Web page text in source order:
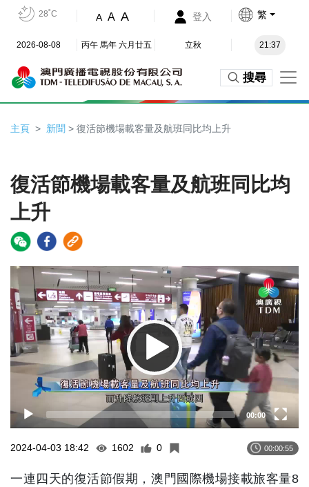
28˚C A A A 登入 繁
2026-08-08 丙午 馬年 六月廿五 立秋 21:37
搜尋
主頁 新聞 > 復活節機場載客量及航班同比均上升
復活節機場載客量及航班同比均
上升
Video
Player
00:00
2024-04-03 18:42 1602 0 00:00:55
一連四天的復活節假期，澳門國際機場接載旅客量8